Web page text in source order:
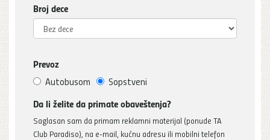
Broj dece
Prevoz
Autobusom Sopstveni
Da li želite da primate obaveštenja?
Saglasan sam da primam reklamni materijal (ponude TA
Club Paradiso), na e-mail, kućnu adresu ili mobilni telefon